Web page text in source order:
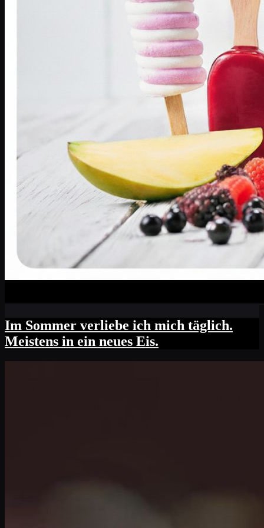
Im Sommer verliebe ich mich täglich.
Meistens in ein neues Eis.